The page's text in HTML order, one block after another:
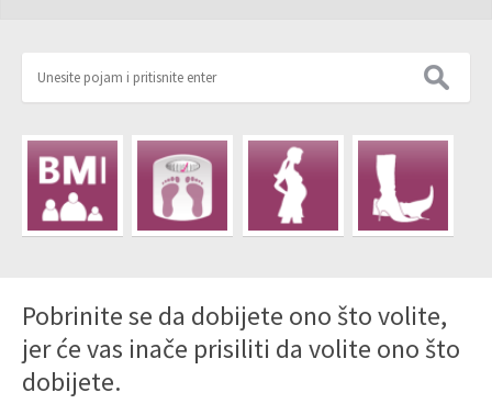
Pobrinite se da dobijete ono što volite,
jer će vas inače prisiliti da volite ono što
dobijete.